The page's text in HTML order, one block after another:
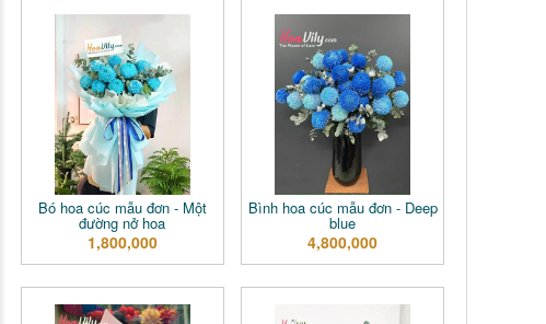
Bó hoa cúc mẫu đơn - Một
đường nở hoa
1,800,000
Bình hoa cúc mẫu đơn - Deep
blue
4,800,000